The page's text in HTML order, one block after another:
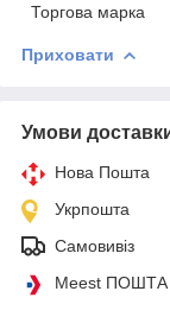
Торгова марка
Приховати
Умови
Нова Пошта
Укрпошта
Самовивіз
Meest ПОШТА